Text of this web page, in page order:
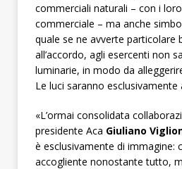
commerciali naturali – con i
commerciale – ma anche
quale se ne avverte particolare
all’accordo, agli esercenti non
luminarie, in modo da
Le luci saranno
«L’ormai consolidata
presidente Aca Giuliano
è esclusivamente di immagine:
accogliente nonostante tutto,